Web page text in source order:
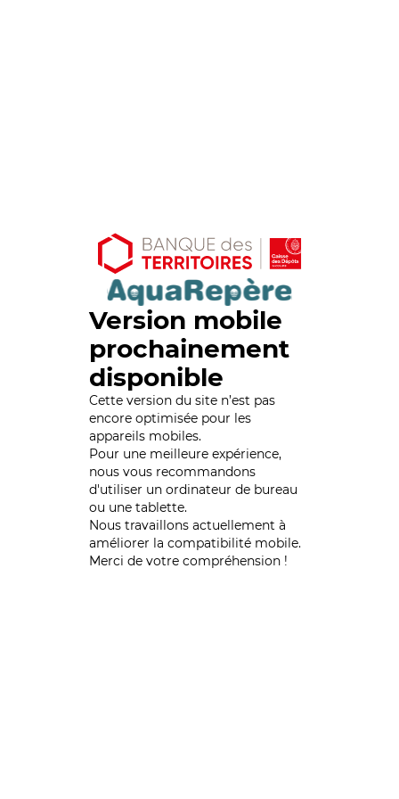
Version mobile
prochainement
disponible
Cette version du site n’est pas
encore optimisée pour les
appareils mobiles.
Pour une meilleure expérience,
nous vous recommandons
d'utiliser un ordinateur de bureau
ou une tablette.
Nous travaillons actuellement à
améliorer la compatibilité mobile.
Merci de votre compréhension !